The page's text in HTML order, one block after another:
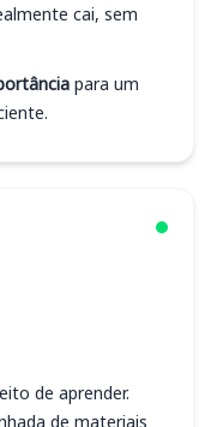
cai, sem
para um
de aprender.
de materiais